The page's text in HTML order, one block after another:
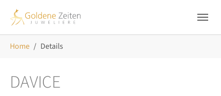
Home Details
DAVICE